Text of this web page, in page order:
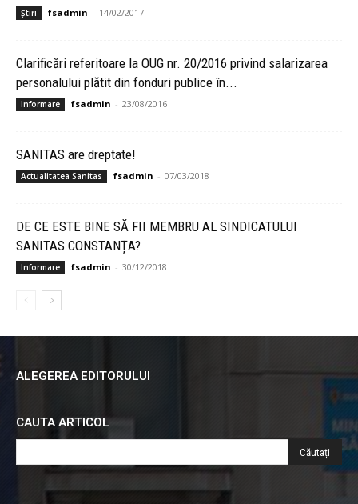
Știri fsadmin - 14/02/2017
Clarificări referitoare la OUG nr. 20/2016 privind salarizarea
personalului plătit din fonduri publice în...
Informare fsadmin - 23/08/2016
SANITAS are dreptate!
Actualitatea Sanitas fsadmin - 07/03/2018
DE CE ESTE BINE SĂ FII MEMBRU AL SINDICATULUI
SANITAS CONSTANȚA?
Informare fsadmin - 30/12/2018
ALEGEREA EDITORULUI
CAUTA ARTICOL